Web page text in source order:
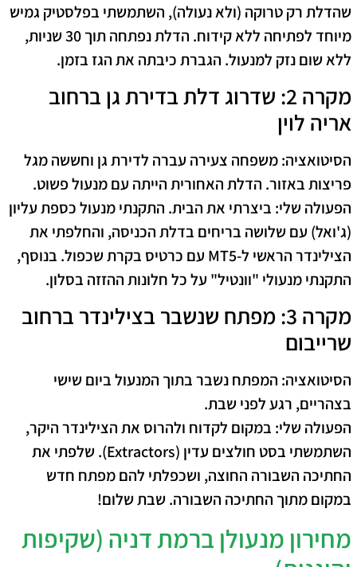
שהדלת רק טרוקה (ולא נעולה), השתמשתי בפלסטיק גמיש
מיוחד לפתיחה ללא קידוח. הדלת נפתחה תוך 30 שניות,
ללא שום נזק למנעול. הגברת כיבתה את הגז בזמן.
מקרה 2: שדרוג דלת בדירת גן ברחוב
אריה לוין
הסיטואציה:משפחה צעירה עברה לדירת גן וחששה מגל
פריצות באזור. הדלת האחורית הייתה עם מנעול פשוט.
הפעולה שלי: ביצרתי את הבית. התקנתי מנעול כספת עליון
(ג'ואל) עם שלושה בריחים בדלת הכניסה, והחלפתי את
הצילינדר הראשי ל-MT5 עם כרטיס בקרת שכפול. בנוסף,
התקנתי מנעולי "וונטיל" על כל חלונות ההזזה בסלון.
מקרה 3: מפתח שנשבר בצילינדר ברחוב
שרייבום
הסיטואציה: המפתח נשבר בתוך המנעול ביום שישי
בצהריים, רגע לפני שבת.
הפעולה שלי: במקום לקדוח ולהרוס את הצילינדר היקר,
השתמשתי בסט חולצים עדין (Extractors). שלפתי את
החתיכה השבורה החוצה, ושכפלתי להם מפתח חדש
במקום מתוך החתיכה השבורה. שבת שלום!
מחירון מנעולן ברמת דניה (שקיפות